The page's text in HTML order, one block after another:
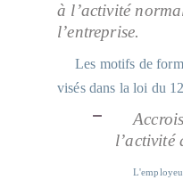
à l’activité
l’entreprise.
Les motifs de
visés dans la loi du
l’activité